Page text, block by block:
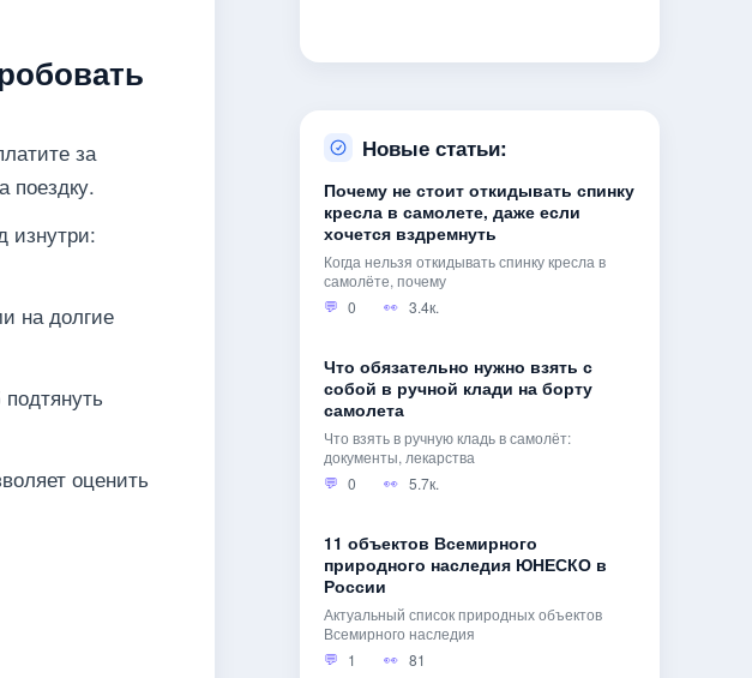
за
поездку.
изнутри:
на долгие
оценить
Новые статьи:
Почему не стоит откидывать спинку
кресла в самолете, даже если
хочется вздремнуть
Когда нельзя откидывать спинку кресла в
самолёте, почему
0
3.4к.
Что обязательно нужно взять с
собой в ручной клади на борту
самолета
Что взять в ручную кладь в самолёт:
документы, лекарства
0
5.7к.
11 объектов Всемирного
природного наследия ЮНЕСКО в
России
Актуальный список природных объектов
Всемирного наследия
1
81